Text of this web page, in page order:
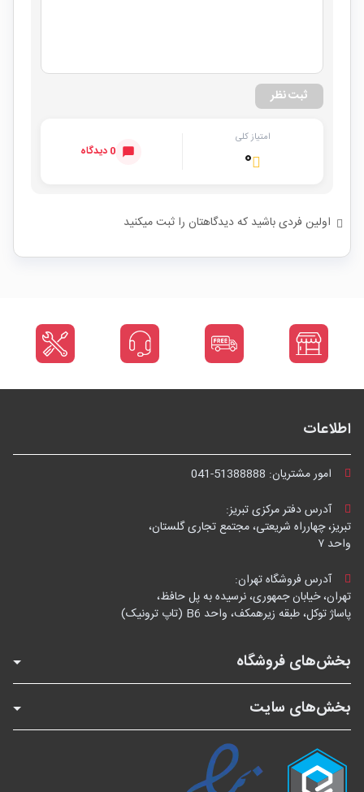
ثبت نظر
امتیاز کلی
۰ 0 دیدگاه
اولین فردی باشید که دیدگاهتان را ثبت میکنید
اطلاعات
امور مشتریان: 041-51388888
آدرس دفتر مرکزی تبریز:
تبریز، چهارراه شریعتی، مجتمع تجاری گلستان،
واحد ۷
آدرس فروشگاه تهران:
تهران، خیابان جمهوری، نرسیده به پل حافظ،
پاساژ توکل، طبقه زیرهمکف، واحد B6 (تاپ ترونیک)
بخش‌های فروشگاه
بخش‌های سایت